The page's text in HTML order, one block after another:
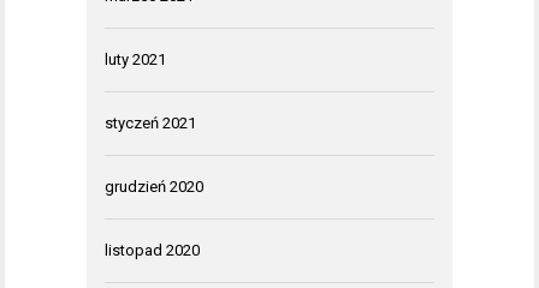
luty 2021
styczeń 2021
grudzień 2020
listopad 2020